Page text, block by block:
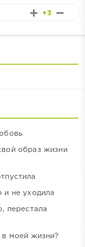
+3
образ жизни
и не уходила
перестала
в моей жизни?